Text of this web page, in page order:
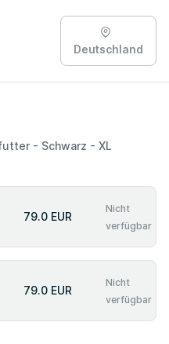
Deutschland
79.0 EUR
Nicht
verfügbar
79.0 EUR
Nicht
verfügbar